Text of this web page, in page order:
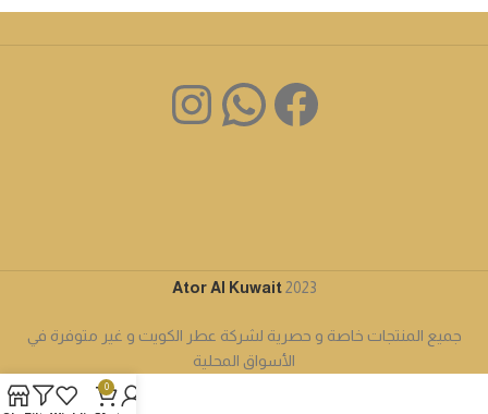
Ator Al Kuwait 2023
جميع المنتجات خاصة و حصرية لشركة عطر الكويت و غير متوفرة في
الأسواق المحلية
0